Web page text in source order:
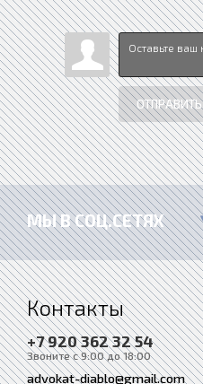
ОТПРАВИТЬ
МЫ В СОЦ.СЕТЯХ
Контакты
+7 920 362 32 54
Звоните с 9:00 до 18:00
advokat-diablo@gmail.com